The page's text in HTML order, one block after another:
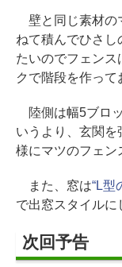
壁と同じ素材の
ねて積んでひさ
たいのでフェンス
クで階段を作って
陸側は幅5ブロ
いうより、玄関を
様にマツのフェン
また、窓は“L型
で出窓スタイルに
次回予告